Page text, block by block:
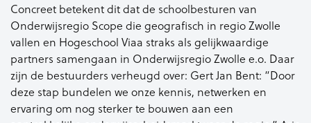
Concreet betekent dit dat de schoolbesturen van
Onderwijsregio Scope die geografisch in regio Zwolle
vallen en Hogeschool Viaa straks als gelijkwaardige
partners samengaan in Onderwijsregio Zwolle e.o. Daar
zijn de bestuurders verheugd over: Gert Jan Bent: “Door
deze stap bundelen we onze kennis, netwerken en
ervaring om nog sterker te bouwen aan een